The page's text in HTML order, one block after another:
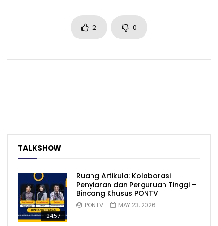
2 0
TALKSHOW
24:57
Ruang Artikula: Kolaborasi
Penyiaran dan Perguruan Tinggi –
Bincang Khusus PONTV
PONTV MAY 23, 2026